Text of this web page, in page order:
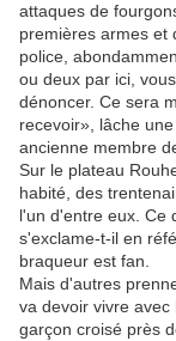
attaques de
premières armes et
police,
ou deux par ici,
dénoncer. Ce sera
recevoir», lâche
ancienne membre
Sur le plateau
habité, des
l'un d'entre eux. Ce
s'exclame-t-il en
braqueur est fan.
Mais d'autres
va devoir vivre
garçon croisé près